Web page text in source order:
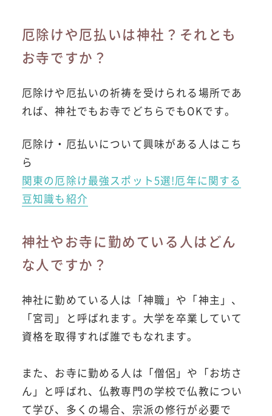
厄除けや厄払いは神社？それとも
お寺ですか？
厄除けや厄払いの祈祷を受けられる場所であ
れば、神社でもお寺でどちらでもOKです。
厄除け・厄払いについて興味がある人はこち
ら
関東の厄除け最強スポット5選!厄年に関する
豆知識も紹介
神社やお寺に勤めている人はどん
な人ですか？
神社に勤めている人は「神職」や「神主」、
「宮司」と呼ばれます。大学を卒業していて
資格を取得すれば誰でもなれます。
また、お寺に勤める人は「僧侶」や「お坊さ
ん」と呼ばれ、仏教専門の学校で仏教につい
て学び、多くの場合、宗派の修行が必要で